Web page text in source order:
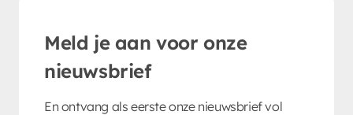
Meld je aan voor onze
nieuwsbrief
En ontvang als eerste onze nieuwsbrief vol